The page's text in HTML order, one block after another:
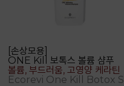
[손상모용]
ONE Kill 보톡스 볼륨 샴푸
볼륨, 부드러움, 고영양 케라틴 아미노산 샴푸
Ecorevi One Kill Botox Shampoo